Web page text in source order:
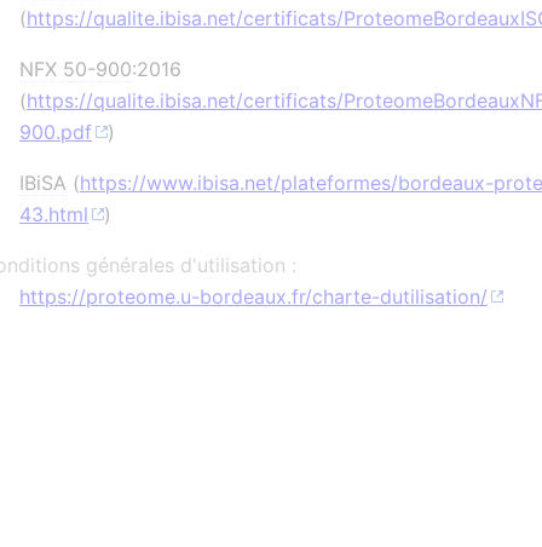
(https://qualite.ibisa.net/certificats/
NFX 50-900:2016
(https://qualite.ibisa.net/certificats/
900.pdf
)
IBiSA (https://www.ibisa.net/plateformes/bordeaux-
43.html
)
générales d'utilisation :
https://proteome.u-bordeaux.fr/charte-dutilisation/